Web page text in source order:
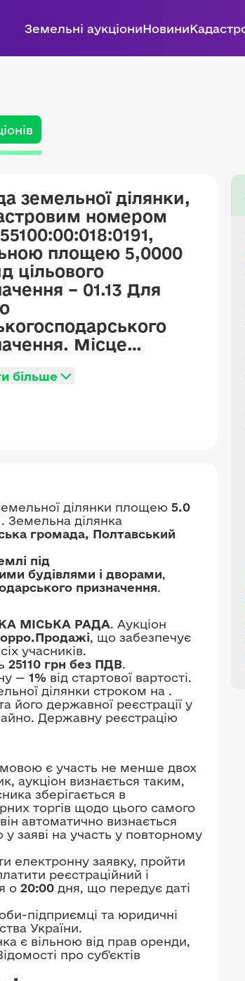
Земельні аукціониНовини
земельної ділянки,
номером
площею 5,0000
цільового
– 01.13 Для
Місце
міська
більше
ділянки площею 5.0
. Земельна ділянка
громада, Полтавський
під
будівлями і дворами,
призначення.
МІСЬКА РАДА. Аукціон
, що забезпечує
учасників.
25110 грн без ПДВ.
— 1% від стартової вартості.
ділянки строком на .
його державної реєстрації у
Державну реєстрацію
є участь не менше двох
аукціон визнається таким,
зберігається в
торгів щодо цього самого
автоматично визнається
заяві на участь у повторному
електронну заявку, пройти
реєстраційний і
о 20:00 дня, що передує даті
підприємці та юридичні
України.
є вільною від прав оренди,
про суб'єктів